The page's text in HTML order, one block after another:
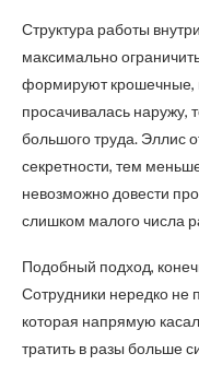
Структура работы
максимально
формируют крошечные,
просачивалась наружу,
большого труда. Эллис
секретности, тем
невозможно довести
слишком малого числа
Подобный подход,
Сотрудники нередко
которая напрямую
тратить в разы больше